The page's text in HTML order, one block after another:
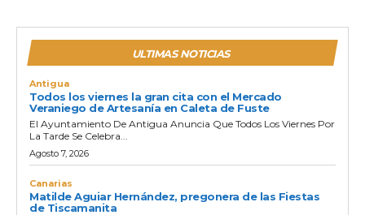
ULTIMAS NOTICIAS
Antigua
Todos los viernes la gran cita con el Mercado
Veraniego de Artesanía en Caleta de Fuste
El Ayuntamiento De Antigua Anuncia Que Todos Los Viernes Por
La Tarde Se Celebra...
Agosto 7, 2026
Canarias
Matilde Aguiar Hernández, pregonera de las Fiestas
de Tiscamanita